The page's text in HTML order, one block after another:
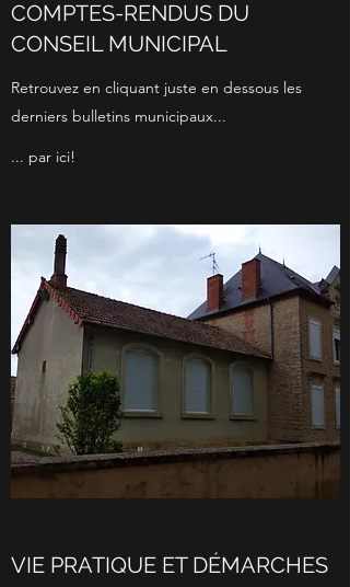
COMPTES-RENDUS DU
CONSEIL MUNICIPAL
Retrouvez en cliquant juste en dessous les
derniers bulletins municipaux...
... par ici!
VIE PRATIQUE ET DÉMARCHES